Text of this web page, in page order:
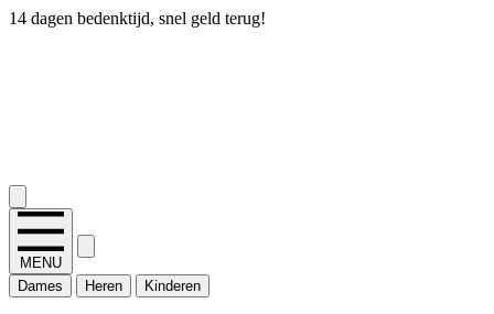
14 dagen bedenktijd, snel geld terug!
MENU
Dames
Heren Kinderen